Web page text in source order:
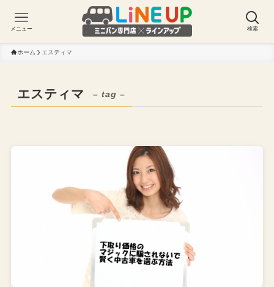
検索
メニュー
ホーム エスティマ
エスティマ – tag –